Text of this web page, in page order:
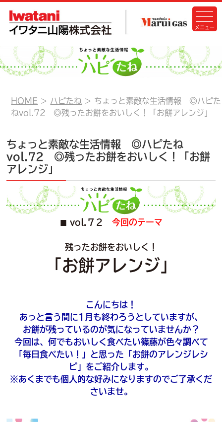
HOME ハピたね
ちょっと素敵な生活情報 ◎ハピた
ねvol.72 ◎残ったお餅をおいしく！「お餅アレンジ」
ちょっと素敵な生活情報 ◎ハピたね
vol.72 ◎残ったお餅をおいしく！「お餅
アレンジ」
vol.７２ 今回のテーマ
残ったお餅をおいしく！
「お餅アレンジ」
こんにちは！
あっと言う間に1月も終わろうとしていますが、
お餅が残っているのが気になっていませんか？
今回は、何でもおいしく食べたい篠藤が色々調べて
「毎日食べたい！」と思った「お餅のアレンジレシ
ピ」をご紹介します。
※あくまでも個人的な好みになりますのでご了承くだ
さいませ。